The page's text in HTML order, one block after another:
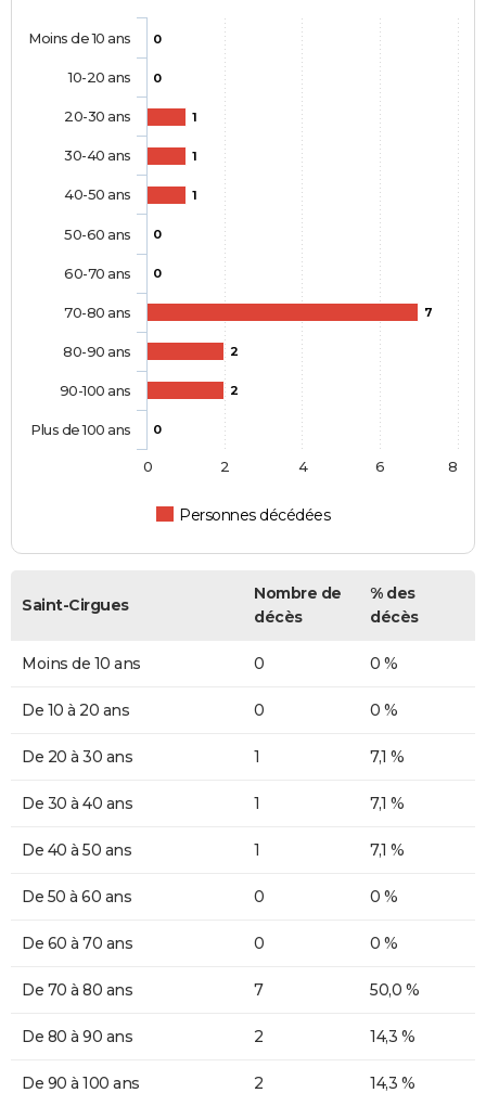
0
0
1
1
1
0
0
7
2
2
0
Personnes décédées
Moins de 10 ans
10-20 ans
20-30 ans
30-40 ans
40-50 ans
50-60 ans
60-70 ans
70-80 ans
80-90 ans
90-100 ans
Plus de 100 ans
0 2 4 6 8
Saint-Cirgues
Nombre de
décès
% des
décès
Moins de 10 ans 0 0 %
De 10 à 20 ans 0 0 %
De 20 à 30 ans 1 7,1 %
De 30 à 40 ans 1 7,1 %
De 40 à 50 ans 1 7,1 %
De 50 à 60 ans 0 0 %
De 60 à 70 ans 0 0 %
De 70 à 80 ans 7 50,0 %
De 80 à 90 ans 2 14,3 %
De 90 à 100 ans 2 14,3 %